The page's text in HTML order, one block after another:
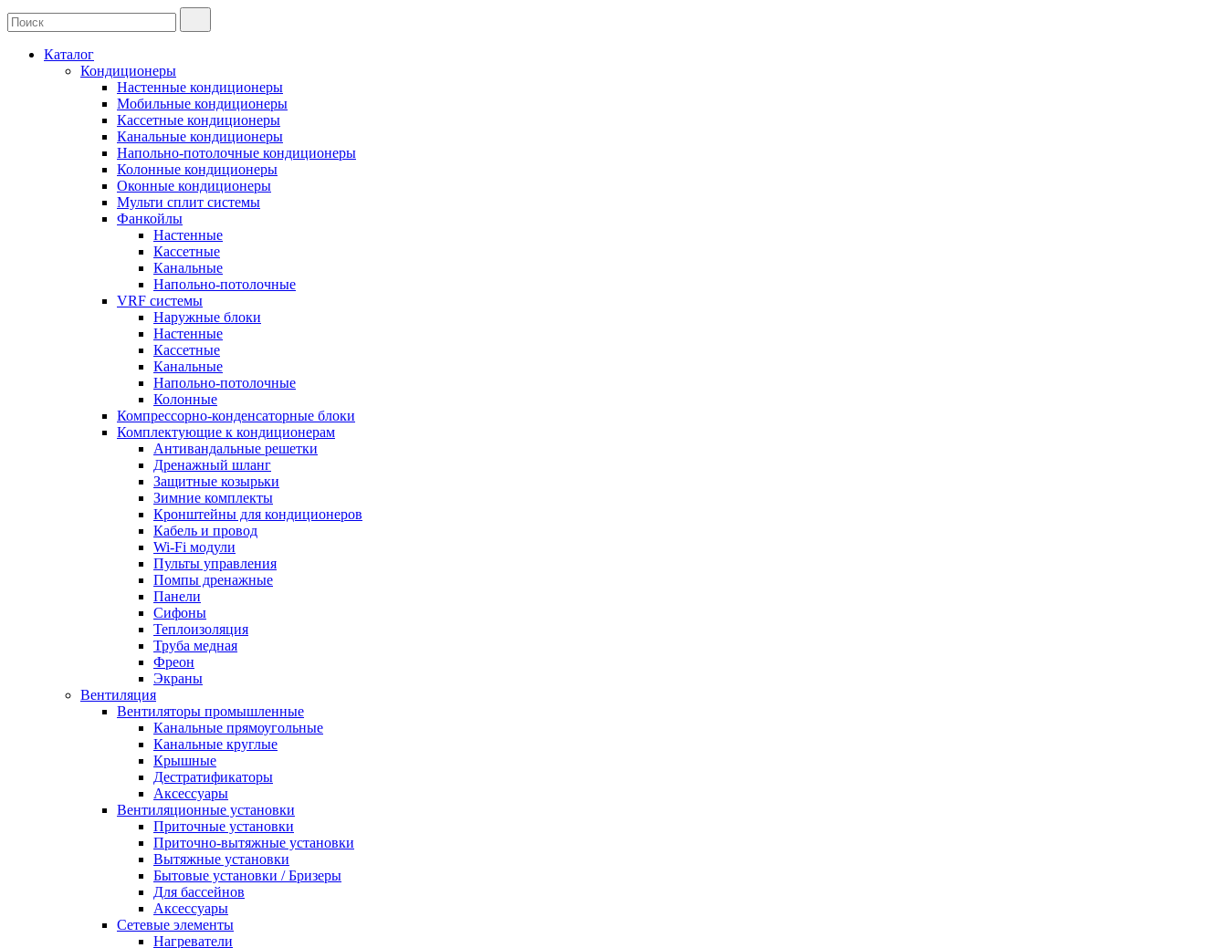
Каталог
Кондиционеры
Настенные кондиционеры
Мобильные кондиционеры
Кассетные кондиционеры
Канальные кондиционеры
Напольно-потолочные кондиционеры
Колонные кондиционеры
Оконные кондиционеры
Мульти сплит системы
Фанкойлы
Настенные
Кассетные
Канальные
Напольно-потолочные
VRF системы
Наружные блоки
Настенные
Кассетные
Канальные
Напольно-потолочные
Колонные
Компрессорно-конденсаторные блоки
Комплектующие к кондиционерам
Антивандальные решетки
Дренажный шланг
Защитные козырьки
Зимние комплекты
Кронштейны для кондиционеров
Кабель и провод
Wi-Fi модули
Пульты управления
Помпы дренажные
Панели
Сифоны
Теплоизоляция
Труба медная
Фреон
Экраны
Вентиляция
Вентиляторы промышленные
Канальные прямоугольные
Канальные круглые
Крышные
Дестратификаторы
Аксессуары
Вентиляционные установки
Приточные установки
Приточно-вытяжные установки
Вытяжные установки
Бытовые установки / Бризеры
Для бассейнов
Аксессуары
Сетевые элементы
Нагреватели